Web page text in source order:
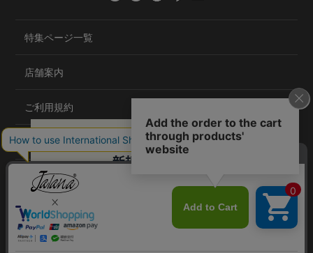
特集ページ一覧
店舗案内
ご利用規約
プライバシーポリシー
特定商取引法について
会社概要